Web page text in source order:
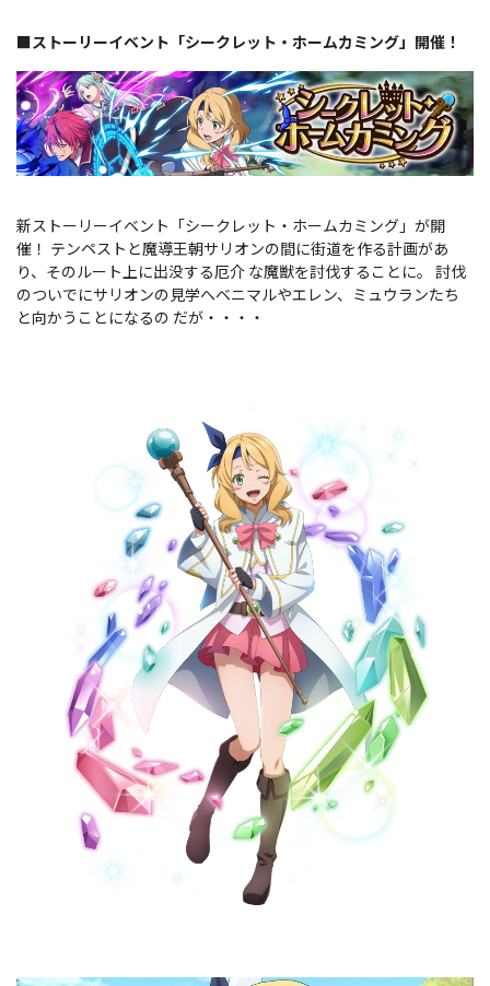
■ストーリーイベント「シークレット・ホームカミング」開催！
新ストーリーイベント「シークレット・ホームカミング」が開
催！ テンペストと魔導王朝サリオンの間に街道を作る計画があ
り、そのルート上に出没する厄介 な魔獣を討伐することに。 討伐
のついでにサリオンの見学へベニマルやエレン、ミュウランたち
と向かうことになるの だが・・・・